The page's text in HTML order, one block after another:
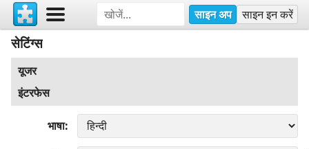
साइन अप साइन इन करें
सेटिंग्स
यूजर
इंटरफेस
भाषा